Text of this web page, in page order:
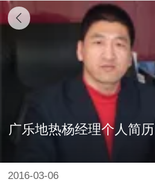
广乐地热杨经理个人简历
2016-03-06